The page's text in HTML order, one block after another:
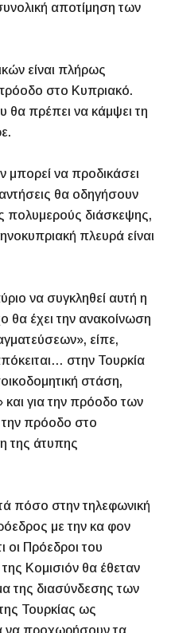
αποτίμηση των
είναι πλήρως
στο Κυπριακό.
θα πρέπει να κάμψει τη
μπορεί να προδικάσει
θα οδηγήσουν
πολυμερούς διάσκεψης,
πλευρά είναι
να συγκληθεί αυτή η
έχει την ανακοίνωση
είπε,
στην Τουρκία
στάση,
και για την πρόοδο των
την πρόοδο στο
της άτυπης
πόσο στην τηλεφωνική
με την κα φον
οι Πρόεδροι του
Κομισιόν θα έθεταν
της διασύνδεσης των
Τουρκίας ως